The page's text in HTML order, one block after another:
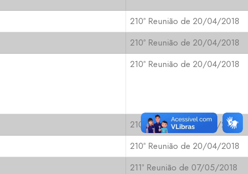
210ª Reunião de 20/04/2018
210ª Reunião de 20/04/2018
210ª Reunião de 20/04/2018
210ª Reunião de 20/04/2018
210ª Reunião de 20/04/2018
211ª Reunião de 07/05/2018